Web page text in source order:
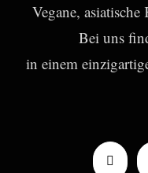
Vegane,
Bei uns
in einem